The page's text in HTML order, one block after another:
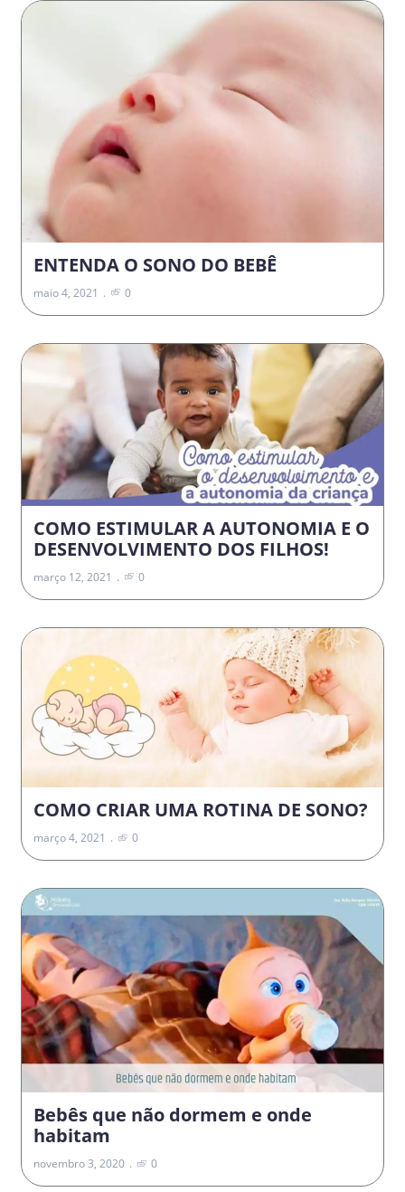
ENTENDA O SONO DO BEBÊ
maio 4, 2021 0
COMO ESTIMULAR A AUTONOMIA E O
DESENVOLVIMENTO DOS FILHOS!
março 12, 2021 0
COMO CRIAR UMA ROTINA DE SONO?
março 4, 2021 0
Bebês que não dormem e onde
habitam
novembro 3, 2020 0